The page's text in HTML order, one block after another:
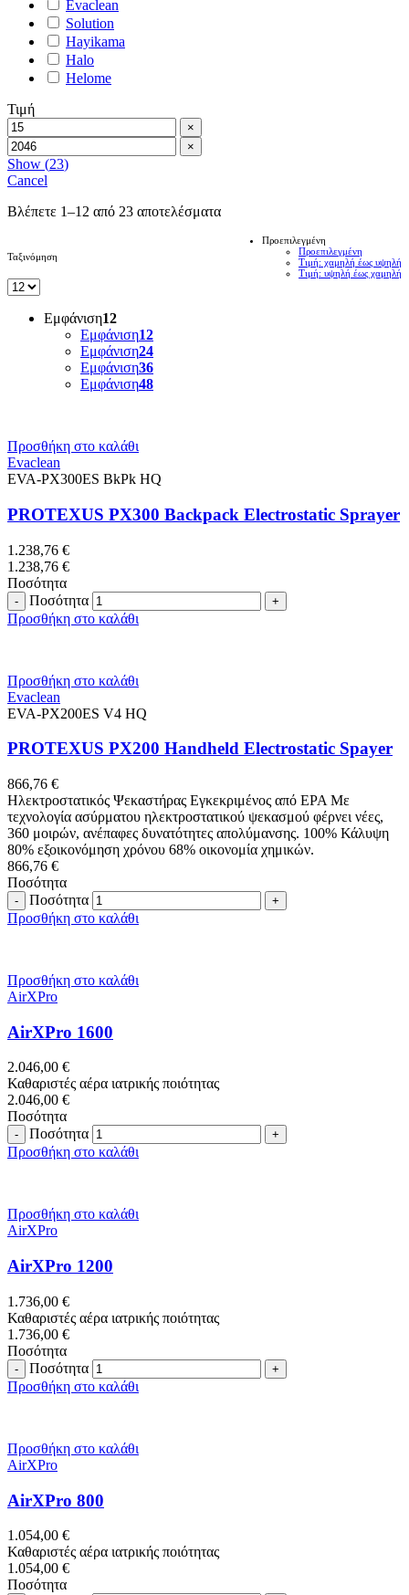
Evaclean
Solution
Hayikama
Halo
Helome
Τιμή
×
×
Show (23)
Cancel
Βλέπετε 1–12 από 23 αποτελέσματα
Ταξινόμηση
Προεπιλεγμένη
Προεπιλεγμένη
Τιμή: χαμηλή έως υψηλή
Τιμή: υψηλή έως χαμηλή
Εμφάνιση12
Εμφάνιση12
Εμφάνιση24
Εμφάνιση36
Εμφάνιση48
Προσθήκη στο καλάθι
Evaclean
EVA-PX300ES BkPk HQ
PROTEXUS PX300 Backpack Electrostatic Sprayer
1.238,76 €
1.238,76 €
Ποσότητα
Ποσότητα
Προσθήκη στο καλάθι
Προσθήκη στο καλάθι
Evaclean
EVA-PX200ES V4 HQ
PROTEXUS PX200 Handheld Electrostatic Spayer
866,76 €
Ηλεκτροστατικός Ψεκαστήρας Εγκεκριμένος από EPA Με
τεχνολογία ασύρματου ηλεκτροστατικού ψεκασμού φέρνει νέες,
360 μοιρών, ανέπαφες δυνατότητες απολύμανσης. 100% Κάλυψη
80% εξοικονόμηση χρόνου 68% οικονομία χημικών.
866,76 €
Ποσότητα
Ποσότητα
Προσθήκη στο καλάθι
Προσθήκη στο καλάθι
AirXPro
AirXPro 1600
2.046,00 €
Καθαριστές αέρα ιατρικής ποιότητας
2.046,00 €
Ποσότητα
Ποσότητα
Προσθήκη στο καλάθι
Προσθήκη στο καλάθι
AirXPro
AirXPro 1200
1.736,00 €
Καθαριστές αέρα ιατρικής ποιότητας
1.736,00 €
Ποσότητα
Ποσότητα
Προσθήκη στο καλάθι
Προσθήκη στο καλάθι
AirXPro
AirXPro 800
1.054,00 €
Καθαριστές αέρα ιατρικής ποιότητας
1.054,00 €
Ποσότητα